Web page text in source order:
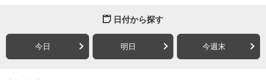
日付から探す
今日 明日 今週末